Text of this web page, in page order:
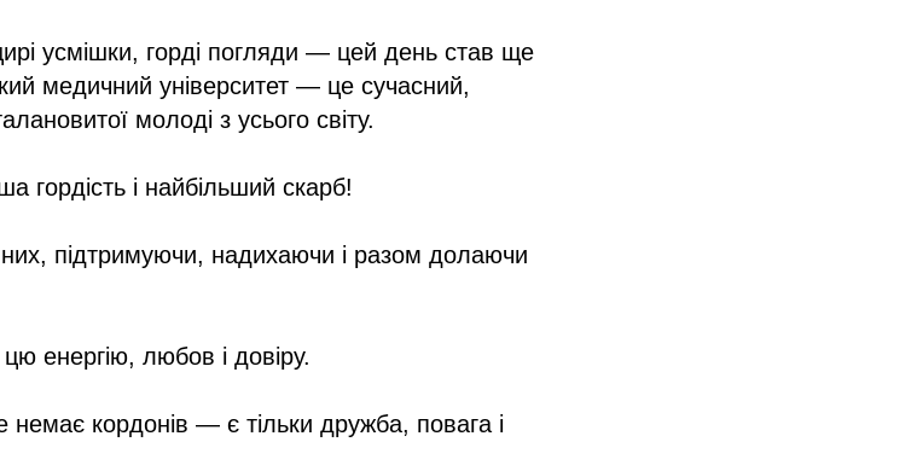
усмішки, горді погляди — цей день став ще
медичний університет — це сучасний,
молоді з усього світу.
гордість і найбільший скарб!
підтримуючи, надихаючи і разом долаючи
енергію, любов і довіру.
кордонів — є тільки дружба, повага і